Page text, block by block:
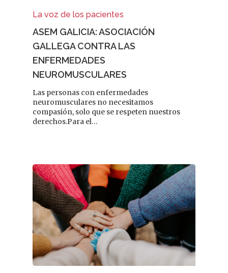
La voz de los pacientes
ASEM GALICIA: ASOCIACIÓN
GALLEGA CONTRA LAS
ENFERMEDADES
NEUROMUSCULARES
Las personas con enfermedades
neuromusculares no necesitamos
compasión, solo que se respeten nuestros
derechos.Para el…
REVISTA DEL COLEGIO DE
FARMACÉUTICOS DE
Actualidad
¿Sabías
Infantil
I Jornada Gallega De
Problemas